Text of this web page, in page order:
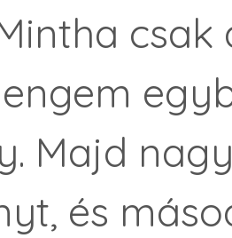
engem
Majd
és